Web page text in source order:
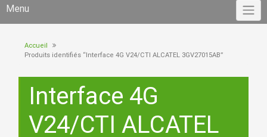
Menu
Accueil
Produits identifiés “Interface 4G V24/CTI ALCATEL 3GV27015AB”
Interface 4G
V24/CTI ALCATEL